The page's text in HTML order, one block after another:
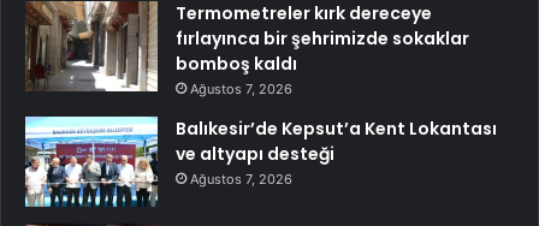
Termometreler kırk dereceye
fırlayınca bir şehrimizde sokaklar
bomboş kaldı
Ağustos 7, 2026
Balıkesir’de Kepsut’a Kent Lokantası
ve altyapı desteği
Ağustos 7, 2026